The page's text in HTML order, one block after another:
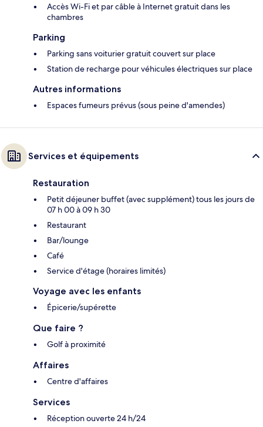
Accès Wi-Fi et par câble à Internet gratuit dans les
chambres
Parking
Parking sans voiturier gratuit couvert sur place
Station de recharge pour véhicules électriques sur place
Autres informations
Espaces fumeurs prévus (sous peine d'amendes)
Services et équipements
Restauration
Petit déjeuner buffet (avec supplément) tous les jours de
07 h 00 à 09 h 30
Restaurant
Bar/lounge
Café
Service d'étage (horaires limités)
Voyage avec les enfants
Épicerie/supérette
Que faire ?
Golf à proximité
Affaires
Centre d'affaires
Services
Réception ouverte 24 h/24